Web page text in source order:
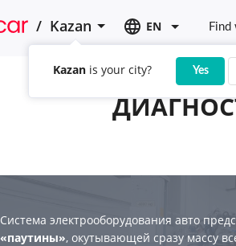
/ Kazan
Kazan is your city? Yes
EN Find
Система электрооборудования авто
«паутины», окутывающей сразу массу